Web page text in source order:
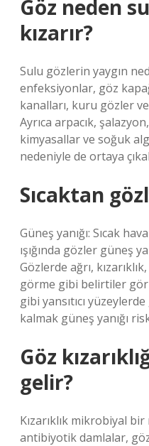
Göz neden
kızarır?
Sulu gözlerin yaygın
enfeksiyonlar, göz
kanalları, kuru gözler
Ayrıca arpacık,
kimyasallar ve soğuk
nedeniyle de ortaya
Sıcaktan
Güneş yanığı: Sıcak
ışığında gözler güneş
Gözlerde ağrı,
görme gibi belirtiler
gibi yansıtıcı
kalmak güneş yanığı
Göz
gelir?
Kızarıklık mikrobiyal
antibiyotik damlalar,